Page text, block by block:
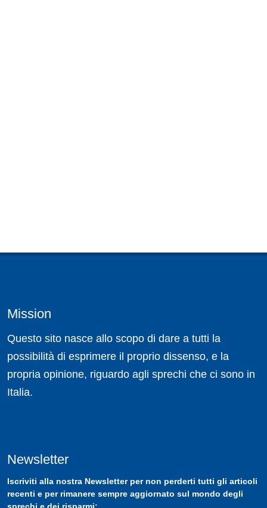
Mission
Questo sito nasce allo scopo di dare a tutti la
possibilità di esprimere il proprio dissenso, e la
propria opinione, riguardo agli sprechi che ci sono in
Italia.
Newsletter
Iscriviti alla nostra Newsletterper non perderti tutti gli articoli
recenti e per rimanere sempre aggiornato sul mondo degli